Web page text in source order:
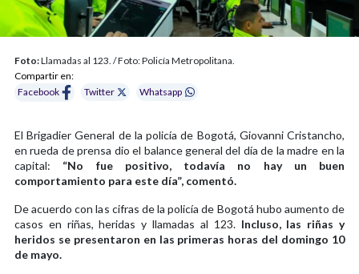
Foto:Llamadas al 123. / Foto: Policía Metropolitana.
Compartir en:
Facebook
Twitter Whatsapp
El Brigadier General de la policía de Bogotá, Giovanni Cristancho,
en rueda de prensa dio el balance general del día de la madre en la
capital: “No fue positivo, todavía no hay un buen
comportamiento para este día”, comentó.
De acuerdo con las cifras de la policía de Bogotá hubo aumento de
casos en riñas, heridas y llamadas al 123. Incluso, las riñas y
heridos se presentaron en las primeras horas del domingo 10
de mayo.